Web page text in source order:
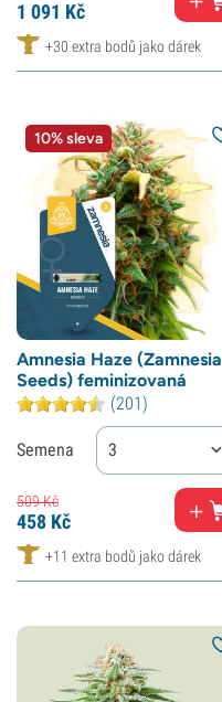
1 091 Kč
+30 extra bodů jako dárek
10% sleva
Amnesia Haze (Zamnesia
Seeds) feminizovaná
(201)
Semena 3
509Kč
458 Kč
+11 extra bodů jako dárek